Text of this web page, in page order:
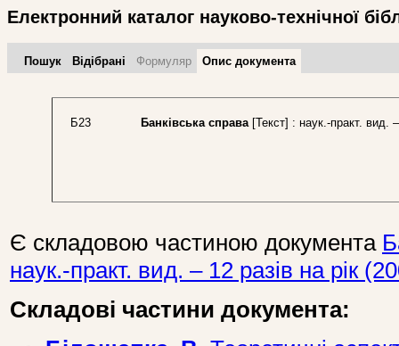
Електронний каталог науково-технічної
Пошук Відібрані Формуляр Опис документа
Б23 Банківська справа [Текст] : наук.-практ.
Є складовою частиною документа
наук.-практ. вид. – 12 разів на рік
Складові частини документа: